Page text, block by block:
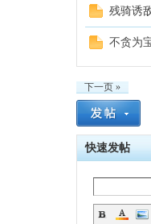
残骑诱
不贪为
下一页 »
快速发帖